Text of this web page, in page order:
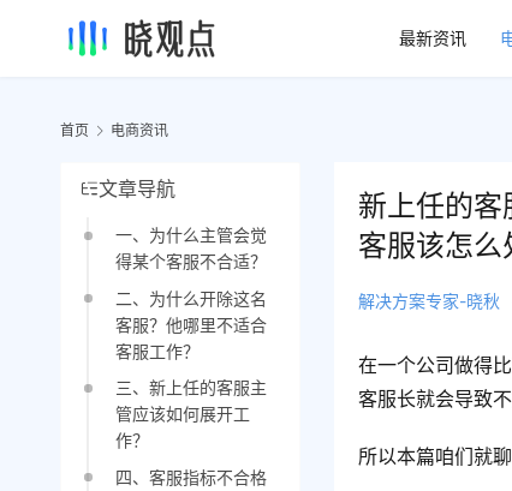
最新资讯
首页 电商资讯
文章导航
一、为什么主管会觉
得某个客服不合适？
二、为什么开除这名
客服？他哪里不适合
客服工作？
三、新上任的客服主
管应该如何展开工
作？
四、客服指标不合格
新上任的
客服该怎么
解决方案专家-晓秋
在一个公司做得
客服长就会导致
所以本篇咱们就